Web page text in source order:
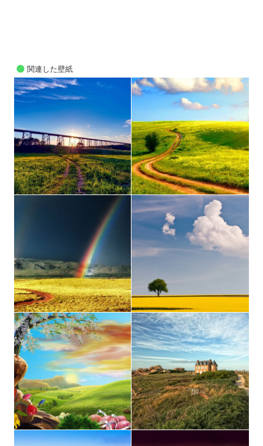
関連した壁紙